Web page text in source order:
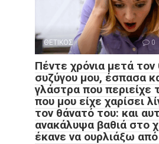
ΘΕΤΙΚΟΣ 0
Πέντε χρόνια μετά
συζύγου μου, έσπασα
γλάστρα που περιείχε
που μου είχε χαρίσει
τον θάνατό του: και
ανακάλυψα βαθιά στο
έκανε να ουρλιάξω